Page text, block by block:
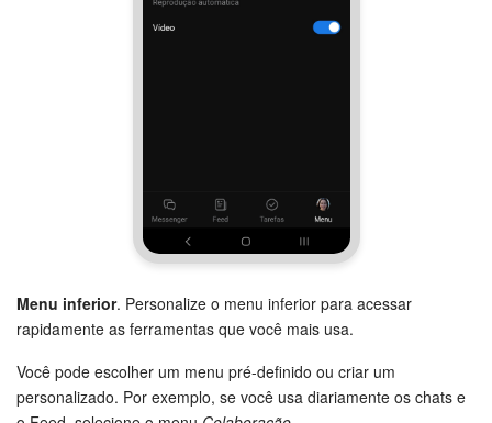
Menu inferior. Personalize o menu inferior para acessar
rapidamente as ferramentas que você mais usa.
Você pode escolher um menu pré-definido ou criar um
personalizado. Por exemplo, se você usa diariamente os chats e